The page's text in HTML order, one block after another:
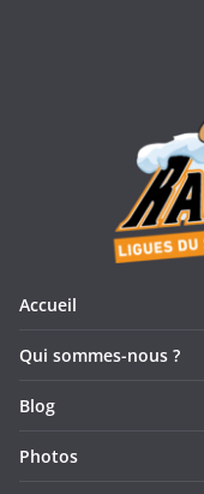
Accueil
Qui sommes-nous ?
Blog
Photos